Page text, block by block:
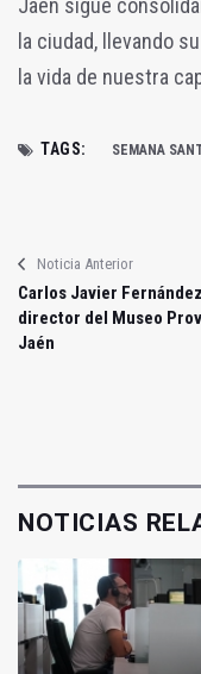
la ciudad, llevando
la vida de nuestra
TAGS: SEMANA
Noticia Anterior
Carlos Javier
director del Museo
Jaén
NOTICIAS